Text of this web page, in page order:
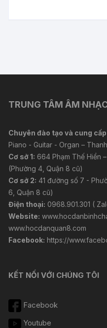
TRUNG TÂM ÂM
Chuyên đào tạo và cung cấp
Piano - Guitar - Organ –
Cơ sở 1: 664 Phạm Thế Hiển
(Phường 4, Quận 8 cũ)
Cơ sở 2: 41 đường số 7 -
6, Quận 8 cũ)
Điện thoại: 0968.901.301 (
Website:
www.hocdanquan8.com
Facebook: https://
KẾT NỐI VỚI CHÚNG TÔI
Facebook
Youtube